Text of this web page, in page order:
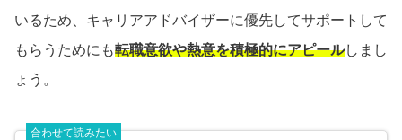
いるため、キャリアアドバイザーに優先してサポートして
もらうためにも転職意欲や熱意を積極的にアピールしまし
ょう。
合わせて読みたい